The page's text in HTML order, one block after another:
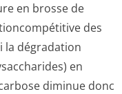
en brosse de
des
la dégradation
en
diminue donc